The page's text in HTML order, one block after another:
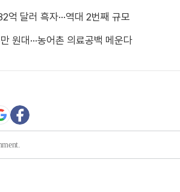
억 달러 흑자···역대 2번째 규모
원대···농어촌 의료공백 메운다